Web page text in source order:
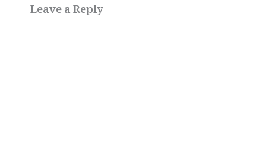
Leave a Reply